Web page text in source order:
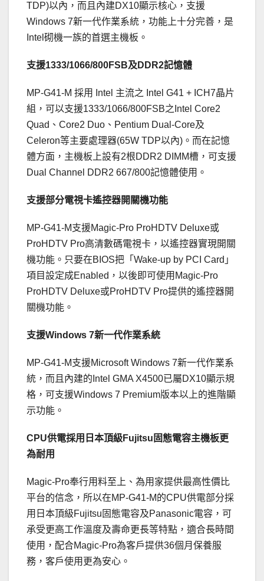
TDP)以內，而且內建DX10顯示核心，支援
Windows 7新一代作業系統，功能上十分完善，是
Intel砌機一族的首選主機板。
支援1333/1066/800FSB及DDR2記憶體
MP-G41-M 採用 Intel 主流之 Intel G41 + ICH7晶片
組，可以支援1333/1066/800FSB之Intel Core2
Quad、Core2 Duo、Pentium Dual-Core及
Celeron等主要處理器(65W TDP以內)。而在記憶
體方面，主機板上設有2根DDR2 DIMM槽，可支援
Dual Channel DDR2 667/800記憶體使用。
支援部分電視卡遙控器開關機功能
MP-G41-M支援Magic-Pro ProHDTV Deluxe或
ProHDTV Pro高清數碼電視卡，以遙控器實現開關
機功能。只要在BIOS把「Wake-up by PCI Card」
項目設定成Enabled，以後即可使用Magic-Pro
ProHDTV Deluxe或ProHDTV Pro提供的遙控器開
關機功能。
支援Windows 7新一代作業系統
MP-G41-M支援Microsoft Windows 7新一代作業系
統，而且內建的Intel GMA X4500已屬DX10顯示規
格，可支援Windows 7 Premium版本以上的進階顯
示功能。
CPU供電採用日本頂級Fujitsu固態電容主機板更
為耐用
Magic-Pro奉行用料至上、為用家提供最高性價比
平台的信念，所以在MP-G41-M的CPU供電部分採
用日本頂級Fujitsu固態電容及Panasonic電容，可
承受更高工作溫度及壽命更長等特點，適合長時間
使用，配合Magic-Pro為客戶提供36個月保養服
務，客戶使用更為安心。